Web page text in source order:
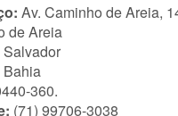
Av. Caminho de Areia,
de Areia
Salvador
Bahia
360.
(71) 99706-3038